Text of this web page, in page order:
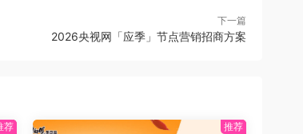
下一篇
2026央视网「应季」节点营销招商方案